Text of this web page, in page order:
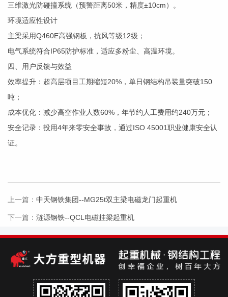
三维激光防碰撞系统（预警距离50米，精度±10cm）。
环境适应性设计
主梁采用Q460E高强钢板，抗风等级12级；
电气系统符合IP65防护标准，适应多粉尘、高温环境。
四、用户反馈与效益
效率提升：超高层项目工期缩短20%，单日钢结构吊装量突破150
吨；
成本优化：减少高空作业人数60%，年节约人工费用约240万元；
安全记录：投用4年来零安全事故，通过ISO 45001职业健康安全认
证。
上一篇： 中天钢铁集团--MG25t双主梁电磁龙门起重机
下一篇： 涟源钢铁--QCL电磁挂梁起重机